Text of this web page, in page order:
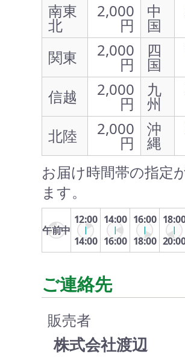
南東
北
2,000
円
中
国
関東
2,000
円
四
国
信越
2,000
円
九
州
北陸
2,000
円
沖
縄
お届け時間帯の指定
ます。
午前中
12:00
14:00
14:00
16:00
16:00
18:00
ご連絡先
販売者
株式会社渡辺